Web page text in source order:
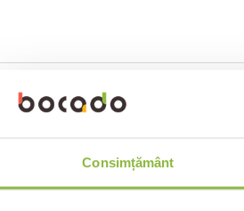
Consimțământ